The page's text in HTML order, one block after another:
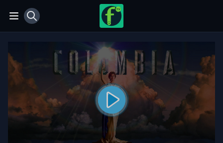
Open main menu
View notifications